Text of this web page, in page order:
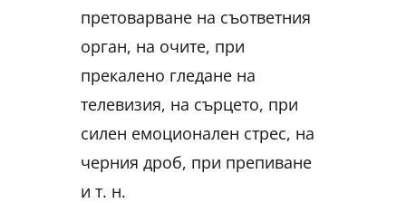
претоварване на съответния
орган, на очите, при
прекалено гледане на
телевизия, на сърцето, при
силен емоционален стрес, на
черния дроб, при препиване
и т. н.